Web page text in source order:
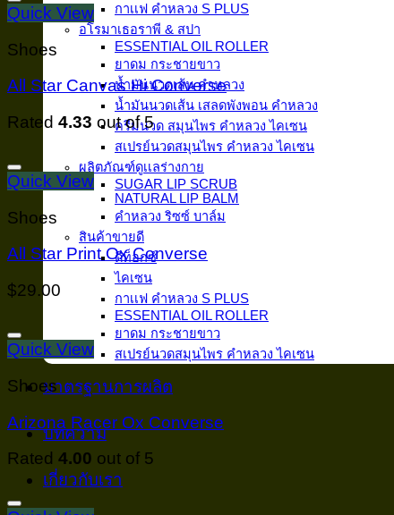
กาเเฟ คำหลวง S PLUS
อโรมาเธอราพี & สปา
ESSENTIAL OIL ROLLER
ยาดม กระชายขาว
น้ำมันนวดเส้น คำหลวง
น้ำมันนวดเส้น เสลดพังพอน คำหลวง
ครีมนวด สมุนไพร คำหลวง ไคเซน
สเปรย์นวดสมุนไพร คำหลวง ไคเซน
ผลิตภัณฑ์ดูเเลร่างกาย
SUGAR LIP SCRUB
NATURAL LIP BALM
คำหลวง ริซซ์ บาล์ม
สินค้าขายดี
ดีท็อกซ์
ไคเซน
กาเเฟ คำหลวง S PLUS
ESSENTIAL OIL ROLLER
ยาดม กระชายขาว
สเปรย์นวดสมุนไพร คำหลวง ไคเซน
มาตรฐานการผลิต
บทความ
เกี่ยวกับเรา
Quick View
Shoes
All Star Canvas Hi Converse
Rated 4.33 out of 5
Quick View
Shoes
All Star Print Ox Converse
$29.00
Quick View
Shoes
Arizona Racer Ox Converse
Rated 4.00 out of 5